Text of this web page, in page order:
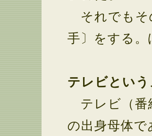
それでもそ
手〕をする
テレビとい
テレビ（番
の出身母体で